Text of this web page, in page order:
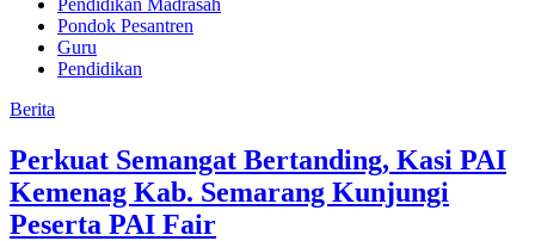
Pondok Pesantren
Guru
Pendidikan
Berita
Perkuat Semangat Bertanding, Kasi PAI
Kemenag Kab. Semarang Kunjungi
Peserta PAI Fair